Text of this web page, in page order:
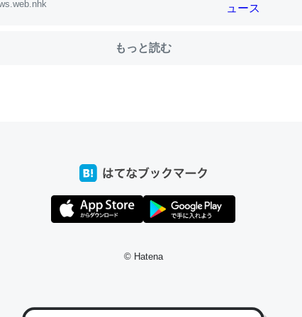
実家に置いて４年。でたまに覗いてる。ぼちぼちRingも置こうか
理由でEcho Show 8を設定中でした。PrimeとかSpotifyを支払う
もっと読む
© Hatena